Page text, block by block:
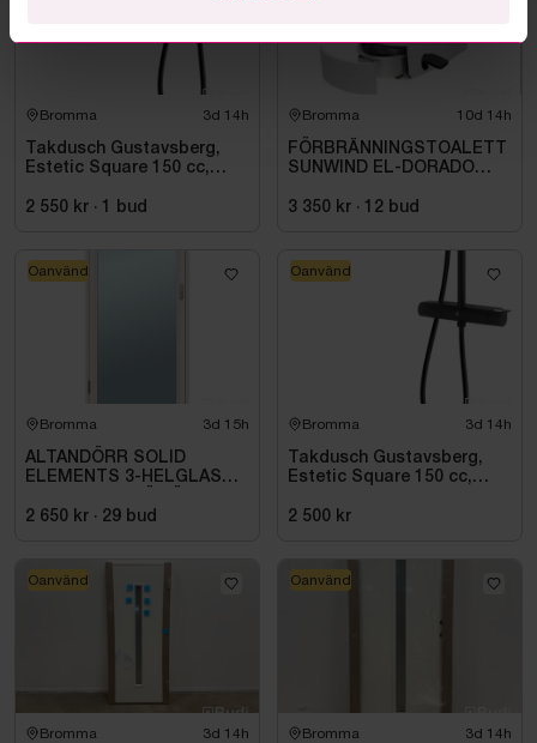
Bromma 3d 14h
Takdusch Gustavsberg,
Estetic Square 150 cc,
2 550 kr · 1 bud
Bromma 10d 14h
FÖRBRÄNNINGSTOALETT
SUNWIND EL-DORADO
3 350 kr · 12 bud
Bromma 3d 15h
ALTANDÖRR SOLID
ELEMENTS 3-HELGLAS
2 650 kr · 29 bud
Oanvänd
Bromma 3d 14h
Takdusch Gustavsberg,
Estetic Square 150 cc,
2 500 kr
Oanvänd
Bromma 3d 14h
Oanvänd
Bromma 3d 14h
Oanvänd